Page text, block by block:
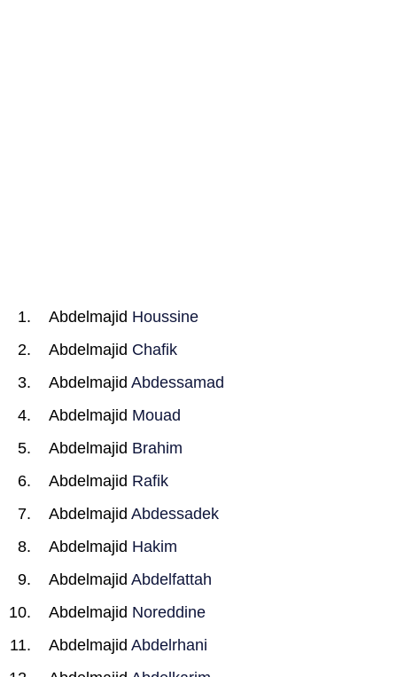
Abdelmajid Houssine
Abdelmajid Chafik
Abdelmajid Abdessamad
Abdelmajid Mouad
Abdelmajid Brahim
Abdelmajid Rafik
Abdelmajid Abdessadek
Abdelmajid Hakim
Abdelmajid Abdelfattah
Abdelmajid Noreddine
Abdelmajid Abdelrhani